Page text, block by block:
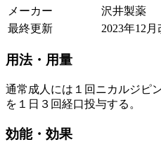
メーカー
沢井製薬
最終更新
2023年12
用法・用量
通常成人には１回ニカルジピ
を１日３回経口投与する。
効能・効果